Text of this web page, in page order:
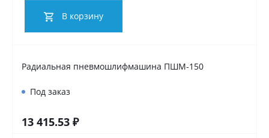
В корзину
Радиальная пневмошлифмашина ПШМ-150
Под заказ
13 415.53 ₽